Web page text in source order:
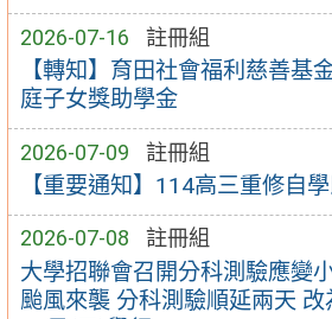
2026-07-16 註冊組
【轉知】育田社會福利慈善基
庭子女獎助學金
2026-07-09 註冊組
【重要通知】114高三重修自
2026-07-08 註冊組
大學招聯會召開分科測驗應變
颱風來襲 分科測驗順延兩天 改